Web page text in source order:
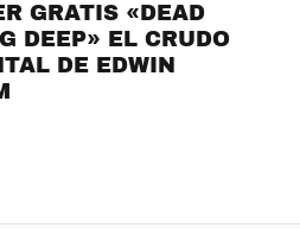
GRATIS «DEAD
DEEP» EL CRUDO
DE EDWIN